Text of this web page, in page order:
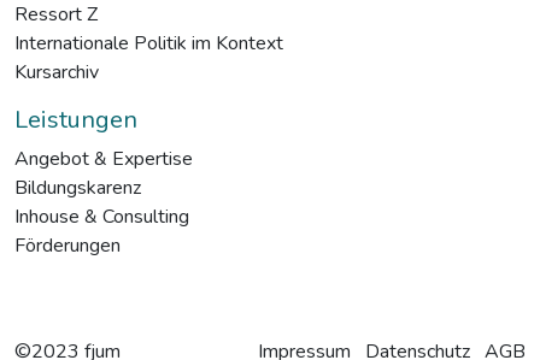
Ressort Z
Internationale Politik im Kontext
Kursarchiv
Leistungen
Angebot & Expertise
Bildungskarenz
Inhouse & Consulting
Förderungen
Impressum Datenschutz AGB
©2023 fjum